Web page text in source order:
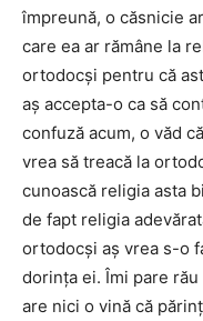
împreună, o căsnicie
care ea ar rămâne la
ortodocși pentru că
aș accepta-o ca să
confuză acum, o văd
vrea să treacă la
cunoască religia asta
de fapt religia
ortodocși aș vrea s-o
dorința ei. Îmi pare
are nici o vină că